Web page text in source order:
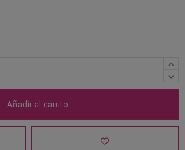
Añadir al carrito